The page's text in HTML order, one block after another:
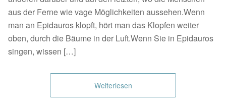
aus der Ferne wie vage Möglichkeiten aussehen.Wenn
man an Epidauros klopft, hört man das Klopfen weiter
oben, durch die Bäume in der Luft.Wenn Sie in Epidauros
singen, wissen […]
Weiterlesen